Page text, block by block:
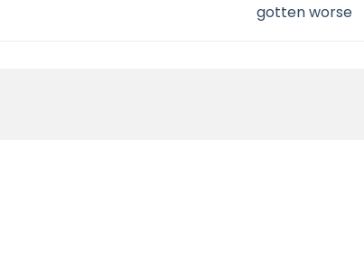
gotten worse